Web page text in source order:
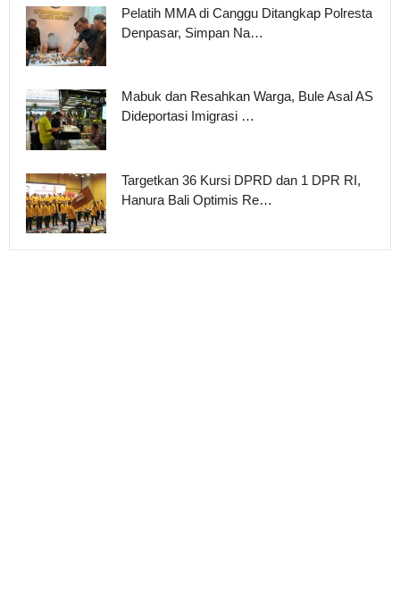
Pelatih MMA di Canggu Ditangkap Polresta
Denpasar, Simpan Na…
Mabuk dan Resahkan Warga, Bule Asal AS
Dideportasi Imigrasi …
Targetkan 36 Kursi DPRD dan 1 DPR RI,
Hanura Bali Optimis Re…